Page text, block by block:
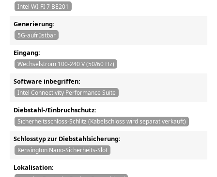
Intel WI-FI 7 BE201
Generierung:
5G-aufrüstbar
Eingang:
Wechselstrom 100-240 V (50/60 Hz)
Software inbegriffen:
Intel Connectivity Performance Suite
Diebstahl-/Einbruchschutz:
Sicherheitsschloss-Schlitz (Kabelschloss wird separat verkauft)
Schlosstyp zur Diebstahlsicherung:
Kensington Nano-Sicherheits-Slot
Lokalisation: